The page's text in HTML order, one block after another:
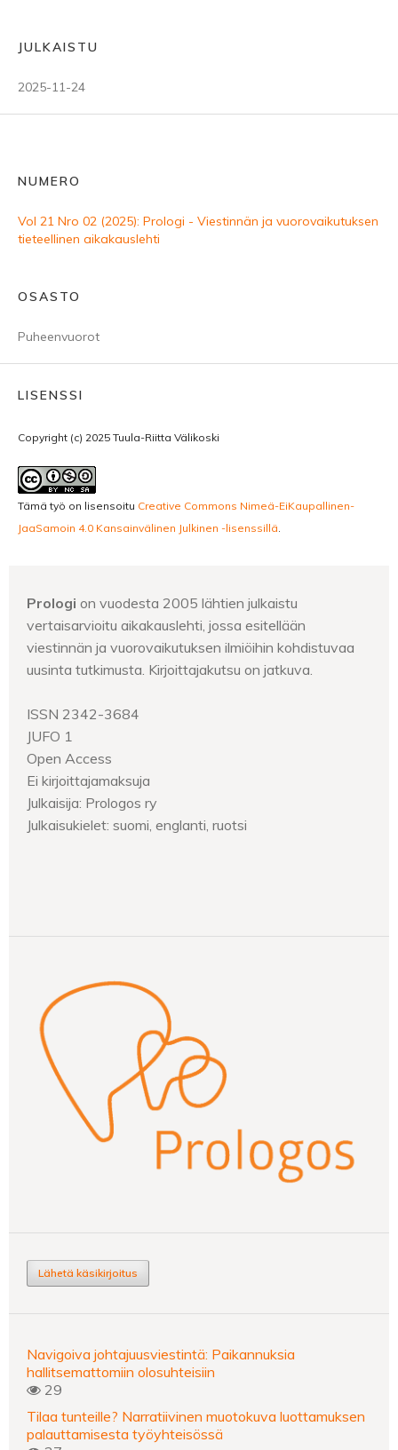
JULKAISTU
2025-11-24
NUMERO
Vol 21 Nro 02 (2025): Prologi - Viestinnän ja vuorovaikutuksen
tieteellinen aikakauslehti
OSASTO
Puheenvuorot
LISENSSI
Copyright (c) 2025 Tuula-Riitta Välikoski
Tämä työ on lisensoitu Creative Commons Nimeä-EiKaupallinen-
JaaSamoin 4.0 Kansainvälinen Julkinen -lisenssillä.
Prologi on vuodesta 2005 lähtien julkaistu
vertaisarvioitu aikakauslehti, jossa esitellään
viestinnän ja vuorovaikutuksen ilmiöihin kohdistuvaa
uusinta tutkimusta. Kirjoittajakutsu on jatkuva.
ISSN 2342-3684
JUFO 1
Open Access
Ei kirjoittajamaksuja
Julkaisija: Prologos ry
Julkaisukielet: suomi, englanti, ruotsi
Lähetä käsikirjoitus
Navigoiva johtajuusviestintä: Paikannuksia
hallitsemattomiin olosuhteisiin
29
Tilaa tunteille? Narratiivinen muotokuva luottamuksen
palauttamisesta työyhteisössä